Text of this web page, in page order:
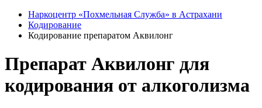
Наркоцентр «Похмельная Служба» в Астрахани
Кодирование
Кодирование препаратом Аквилонг
Препарат Аквилонг для
кодирования от алкоголизма